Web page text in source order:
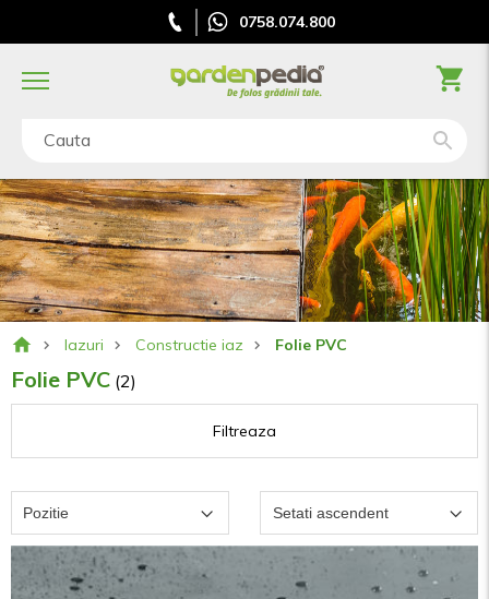
0758.074.800
Cauta
Iazuri Constructie iaz Folie PVC
Folie PVC (2)
Filtreaza